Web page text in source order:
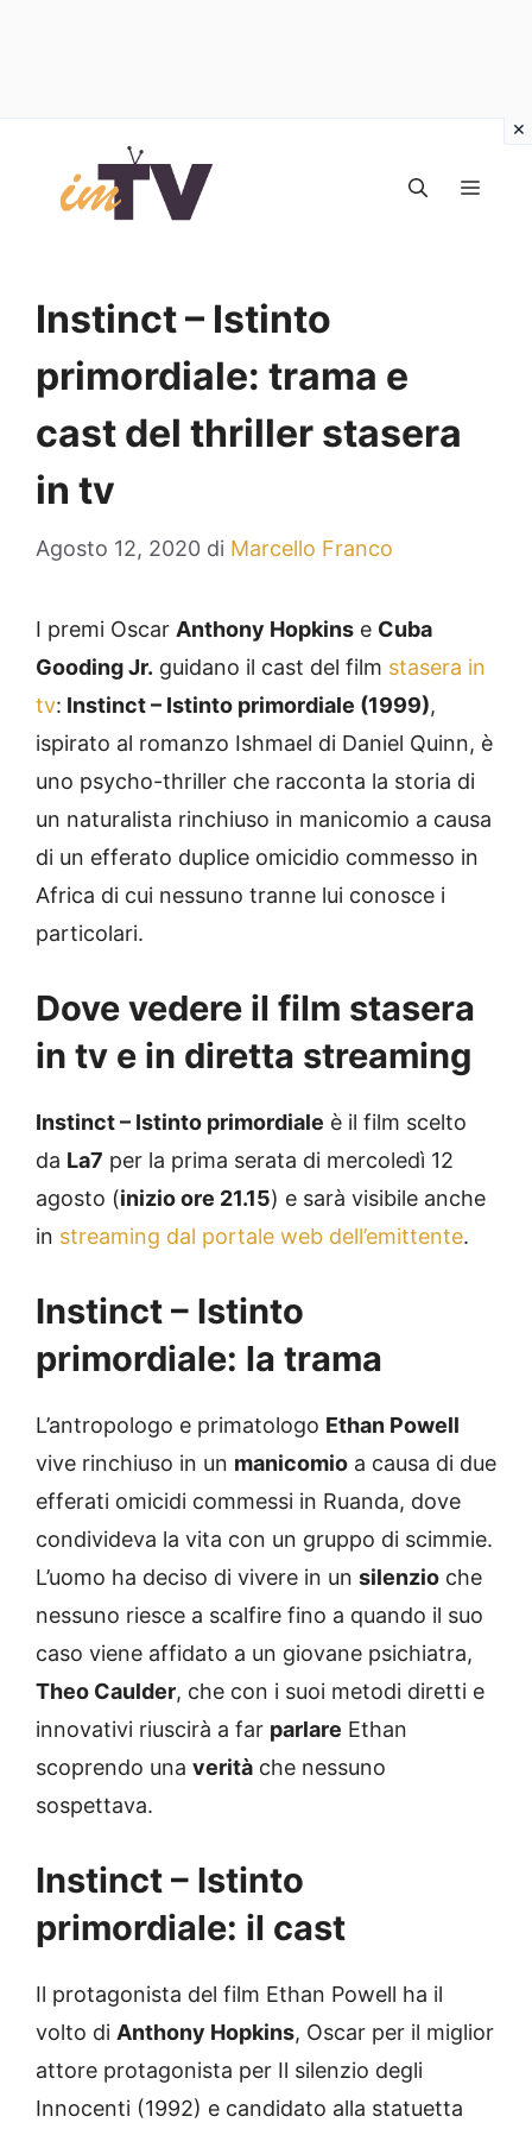
contenuto
Instinct – Istinto
primordiale: trama e
cast del thriller stasera
in tv
Agosto 12, 2020 di Marcello Franco
I premi Oscar Anthony Hopkins e Cuba
Gooding Jr. guidano il cast del film stasera in
tv: Instinct – Istinto primordiale (1999),
ispirato al romanzo Ishmael di Daniel Quinn, è
uno psycho-thriller che racconta la storia di
un naturalista rinchiuso in manicomio a causa
di un efferato duplice omicidio commesso in
Africa di cui nessuno tranne lui conosce i
particolari.
Dove vedere il film stasera
in tv e in diretta streaming
Instinct – Istinto primordiale è il film scelto
da La7 per la prima serata di mercoledì 12
agosto (inizio ore 21.15) e sarà visibile anche
in streaming dal portale web dell’emittente.
Instinct – Istinto
primordiale: la trama
L’antropologo e primatologo Ethan Powell
vive rinchiuso in un manicomio a causa di due
efferati omicidi commessi in Ruanda, dove
condivideva la vita con un gruppo di scimmie.
L’uomo ha deciso di vivere in un silenzio che
nessuno riesce a scalfire fino a quando il suo
caso viene affidato a un giovane psichiatra,
Theo Caulder, che con i suoi metodi diretti e
innovativi riuscirà a far parlare Ethan
scoprendo una verità che nessuno
sospettava.
Instinct – Istinto
primordiale: il cast
Il protagonista del film Ethan Powell ha il
volto di Anthony Hopkins, Oscar per il miglior
attore protagonista per Il silenzio degli
Innocenti (1992) e candidato alla statuetta